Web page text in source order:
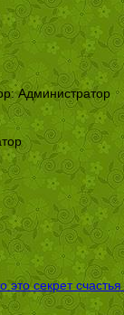
Администратор
секрет